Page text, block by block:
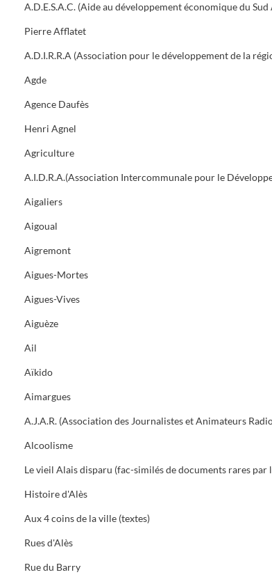
Pierre Afflatet
Agde
Agence Daufès
Henri Agnel
Agriculture
Aigaliers
Aigoual
Aigremont
Aigues-Mortes
Aigues-Vives
Aiguèze
Ail
Aïkido
Aimargues
A.J.A.R. (Association des Journalistes et Animateurs
Alcoolisme
Histoire d'Alès
Aux 4 coins de la ville (textes)
Rues d'Alès
Rue du Barry